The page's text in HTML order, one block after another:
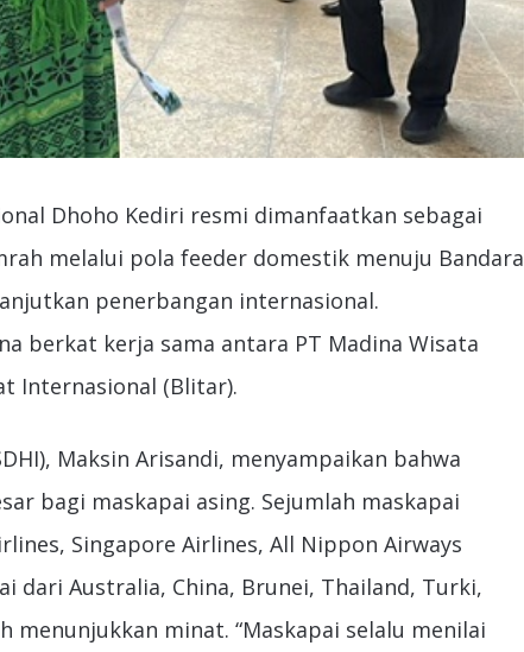
Dhoho Kediri resmi dimanfaatkan sebagai
melalui pola feeder domestik menuju Bandara
penerbangan internasional.
berkat kerja sama antara PT Madina Wisata
Internasional (Blitar).
Maksin Arisandi, menyampaikan bahwa
bagi maskapai asing. Sejumlah maskapai
Singapore Airlines, All Nippon Airways
dari Australia, China, Brunei, Thailand, Turki,
menunjukkan minat. “Maskapai selalu menilai